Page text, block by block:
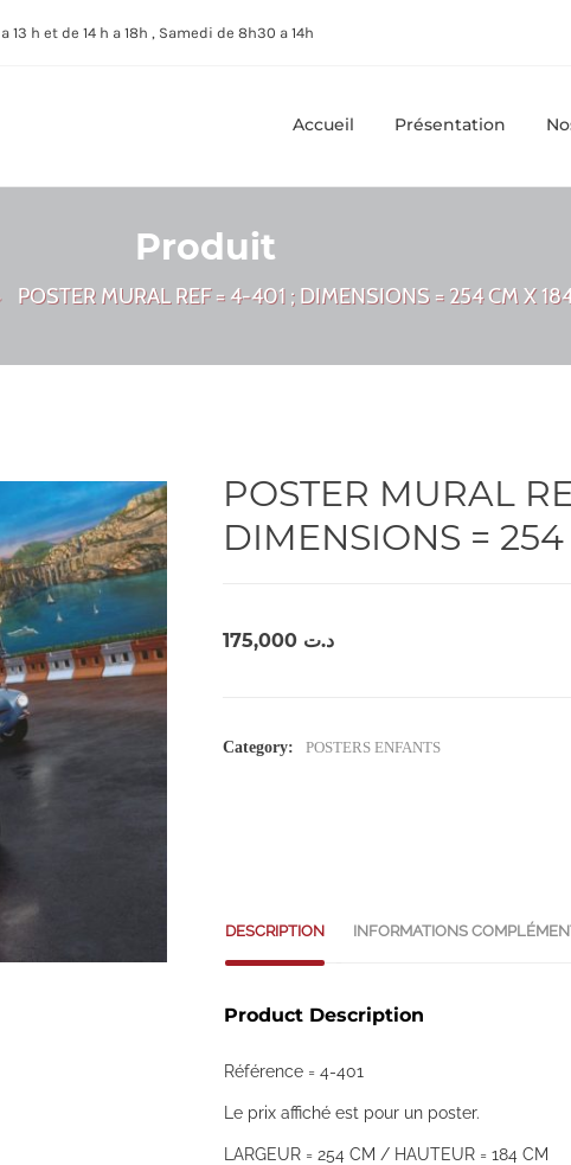
h et de 14 h a 18h , Samedi de 8h30 a 14h
Accueil Présentation
Produit
POSTER MURAL REF = 4-401 ; DIMENSIONS = 254 CM X
POSTER MURAL
DIMENSIONS =
د.ت
Category: POSTERS ENFANTS
DESCRIPTION INFORMATIONS
Product Description
Référence = 4-401
Le prix affiché est pour un poster.
LARGEUR = 254 CM / HAUTEUR = 184 CM